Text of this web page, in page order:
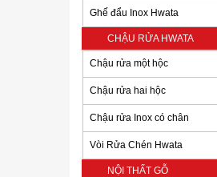
Ghế đẩu Inox Hwata
CHẬU RỬA HWATA
Chậu rửa một hộc
Chậu rửa hai hộc
Chậu rửa Inox có chân
Vòi Rửa Chén Hwata
NỘI THẤT GỖ